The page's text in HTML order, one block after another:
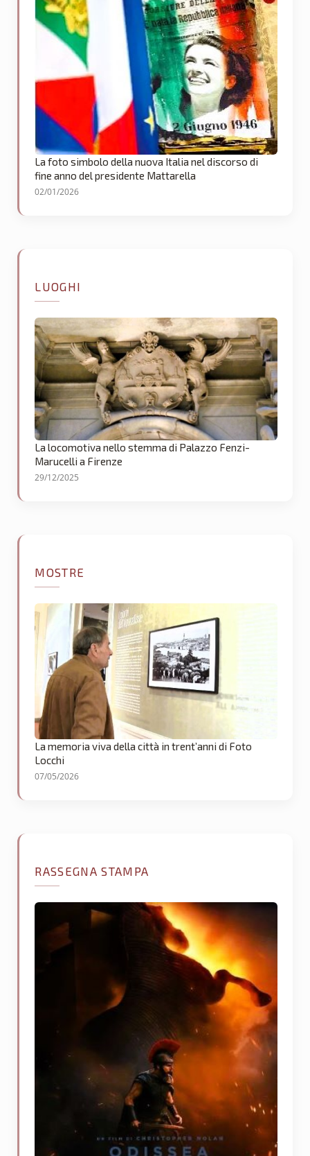
La foto simbolo della nuova Italia nel discorso di
fine anno del presidente Mattarella
02/01/2026
LUOGHI
La locomotiva nello stemma di Palazzo Fenzi-
Marucelli a Firenze
29/12/2025
MOSTRE
La memoria viva della città in trent’anni di Foto
Locchi
07/05/2026
RASSEGNA STAMPA